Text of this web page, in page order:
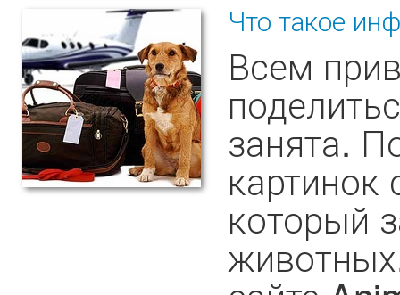
Что такое
Всем
занята.
который